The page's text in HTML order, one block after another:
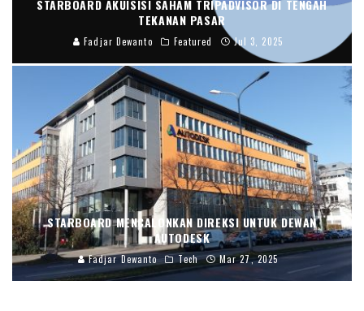
STARBOARD AKUISISI SAHAM TRIPADVISOR DI TENGAH
TEKANAN PASAR
Fadjar Dewanto Featured Jul 3, 2025
STARBOARD MENCALONKAN DIREKSI UNTUK DEWAN
AUTODESK
Fadjar Dewanto Tech Mar 27, 2025